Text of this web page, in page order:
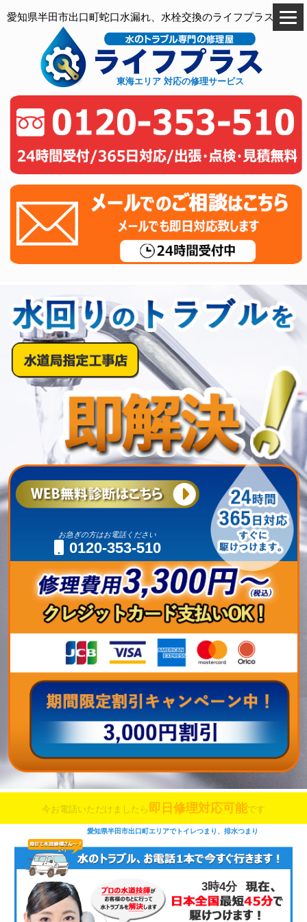
愛知県半田市出口町蛇口水漏れ、水栓交換のライフプラス
東海エリア 対応の修理サービス
お急ぎの方はお電話ください
0120-353-510
今お電話いただけましたら 即日修理対応可能です
愛知県半田市出口町エリアでトイレつまり、排水つまり
3時4分